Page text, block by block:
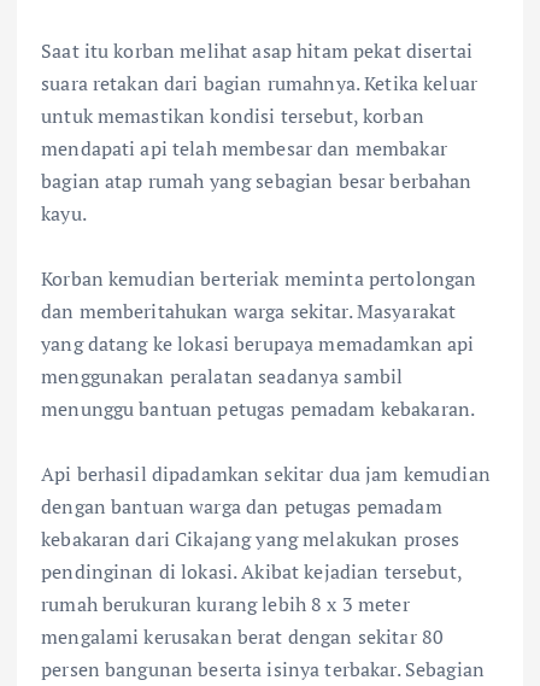
‎Saat itu korban melihat asap hitam pekat disertai
suara retakan dari bagian rumahnya. Ketika keluar
untuk memastikan kondisi tersebut, korban
mendapati api telah membesar dan membakar
bagian atap rumah yang sebagian besar berbahan
kayu.
‎Korban kemudian berteriak meminta pertolongan
dan memberitahukan warga sekitar. Masyarakat
yang datang ke lokasi berupaya memadamkan api
menggunakan peralatan seadanya sambil
menunggu bantuan petugas pemadam kebakaran.
‎Api berhasil dipadamkan sekitar dua jam kemudian
dengan bantuan warga dan petugas pemadam
kebakaran dari Cikajang yang melakukan proses
pendinginan di lokasi. Akibat kejadian tersebut,
rumah berukuran kurang lebih 8 x 3 meter
mengalami kerusakan berat dengan sekitar 80
persen bangunan beserta isinya terbakar. Sebagian